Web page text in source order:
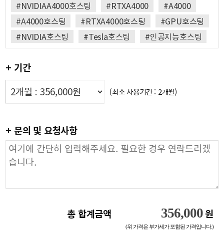
#NVIDIAA4000호스팅 #RTXA4000
#A4000
#A4000호스팅
#RTXA4000호스팅
#GPU호스팅
#NVIDIA호스팅
#Tesla호스팅 #인공지능호스팅
+ 기간
(최소 사용기간 : 2개월)
+ 문의 및 요청사항
총 합계금액 356,000 원
(위 가격은 부가세가 포함된 가격입니다.)